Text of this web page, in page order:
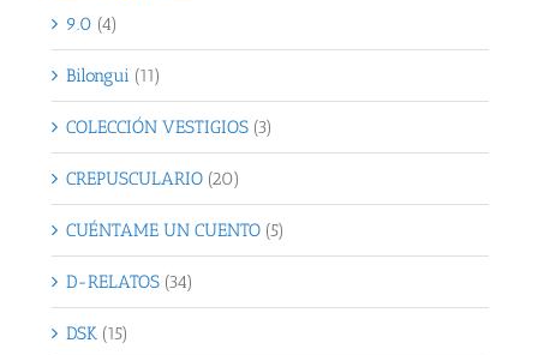
9.0 (4)
Bilongui (11)
COLECCIÓN VESTIGIOS (3)
CREPUSCULARIO (20)
CUÉNTAME UN CUENTO (5)
D-RELATOS (34)
DSK (15)